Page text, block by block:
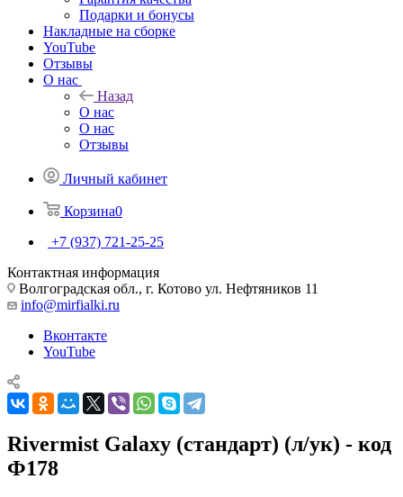
Подарки и бонусы
Накладные на сборке
YouTube
Отзывы
О нас
Назад
О нас
О нас
Отзывы
Личный кабинет
Корзина0
+7 (937) 721-25-25
Контактная информация
Волгоградская обл., г. Котово ул. Нефтяников 11
info@mirfialki.ru
Вконтакте
YouTube
Rivermist Galaxy (стандарт) (л/ук) - код
Ф178